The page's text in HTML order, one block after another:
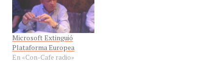
cuestionó a Elop sobre el
cambio de nombre de la
compañía recién…
Microsoft Extinguió
Plataforma Europea
En «Con-Cafe radio»